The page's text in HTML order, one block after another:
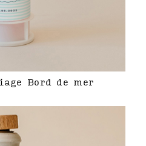
Bord de mer